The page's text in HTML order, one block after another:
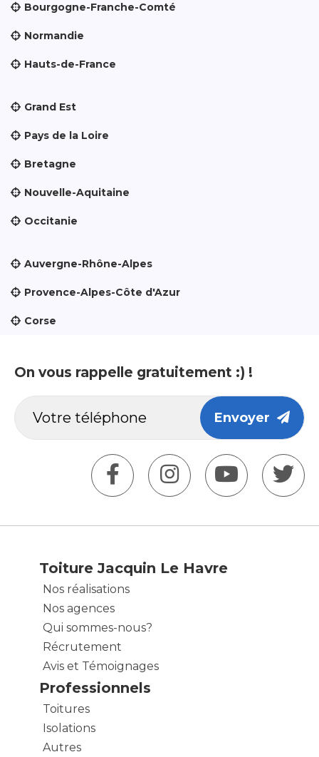
Bourgogne-Franche-Comté
Normandie
Hauts-de-France
Grand Est
Pays de la Loire
Bretagne
Nouvelle-Aquitaine
Occitanie
Auvergne-Rhône-Alpes
Provence-Alpes-Côte d'Azur
Corse
On vous rappelle gratuitement :) !
Envoyer
Toiture Jacquin Le Havre
Nos réalisations
Nos agences
Qui sommes-nous?
Récrutement
Avis et Témoignages
Professionnels
Toitures
Isolations
Autres